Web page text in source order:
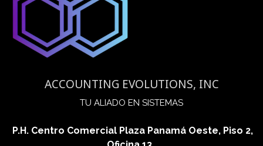
ACCOUNTING EVOLUTIONS, INC
​TU ALIADO EN SISTEMAS
P.H. Centro Comercial Plaza Panamá Oeste, Piso 2,